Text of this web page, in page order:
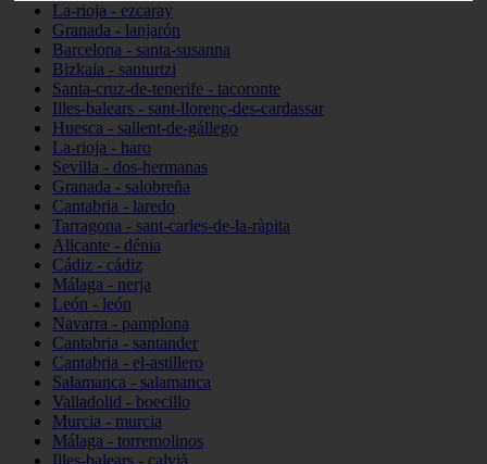
La-rioja - ezcaray
Granada - lanjarón
Barcelona - santa-susanna
Bizkaia - santurtzi
Santa-cruz-de-tenerife - tacoronte
Illes-balears - sant-llorenç-des-cardassar
Huesca - sallent-de-gállego
La-rioja - haro
Sevilla - dos-hermanas
Granada - salobreña
Cantabria - laredo
Tarragona - sant-carles-de-la-ràpita
Alicante - dénia
Cádiz - cádiz
Málaga - nerja
León - león
Navarra - pamplona
Cantabria - santander
Cantabria - el-astillero
Salamanca - salamanca
Valladolid - boecillo
Murcia - murcia
Málaga - torremolinos
Illes-balears - calvià